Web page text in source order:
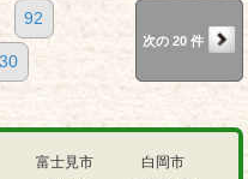
92
次の 20 件
富士見市
白岡市